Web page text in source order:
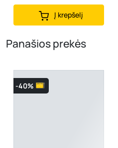
Į krepšelį
Panašios prekės
-40%